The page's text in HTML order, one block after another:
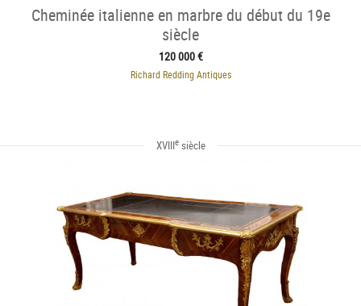
Cheminée italienne en marbre du début du 19e
siècle
120 000 €
Richard Redding Antiques
XVIIIesiècle